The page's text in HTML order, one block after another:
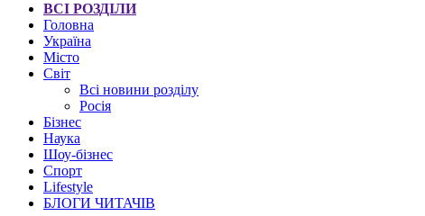
ВСІ РОЗДІЛИ
Головна
Україна
Місто
Світ
Всі новини розділу
Росія
Бізнес
Наука
Шоу-бізнес
Спорт
Lifestyle
БЛОГИ ЧИТАЧІВ